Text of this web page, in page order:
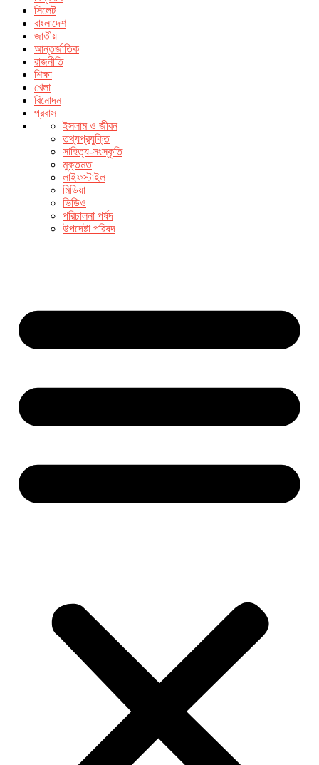
সিলেট
বাংলাদেশ
জাতীয়
আন্তর্জাতিক
রাজনীতি
শিক্ষা
খেলা
বিনোদন
প্রবাস
ইসলাম ও জীবন
তথ্যপ্রযুক্তি
সাহিত্য-সংস্কৃতি
মুক্তমত
লাইফস্টাইল
মিডিয়া
ভিডিও
পরিচালনা পর্ষদ
উপদেষ্টা পরিষদ